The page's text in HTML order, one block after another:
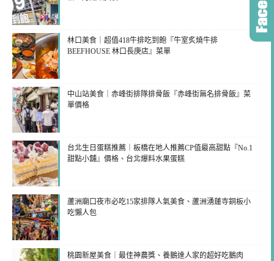
林口美食｜超值418牛排吃到飽『牛室炙燒牛排
BEEFHOUSE 林口長庚店』菜單
中山站美食｜赤峰街排隊排骨飯『赤峰街無名排骨飯』菜
單價格
台北生日蛋糕推薦｜板橋在地人推薦CP值最高甜點『No.1
甜點小舖』價格、台北爆料水果蛋糕
蘆洲廟口夜市必吃15家排隊人氣美食、蘆洲湧蓮寺銅板小
吃懶人包
桃園新屋美食｜最佳神農獎、養鵝達人家的超好吃鵝肉